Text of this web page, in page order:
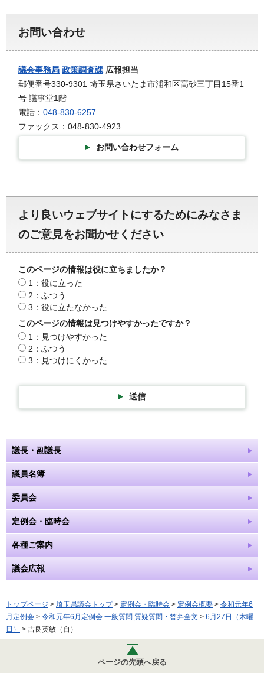
お問い合わせ
議会事務局 政策調査課 広報担当
郵便番号330-9301 埼玉県さいたま市浦和区高砂三丁目15番1
号 議事堂1階
電話： 048-830-6257
ファックス：048-830-4923
お問い合わせフォーム
より良いウェブサイトにするためにみなさま
のご意見をお聞かせください
このページの情報は役に立ちましたか？
1：役に立った
2：ふつう
3：役に立たなかった
このページの情報は見つけやすかったですか？
1：見つけやすかった
2：ふつう
3：見つけにくかった
送信
議長・副議長
議員名簿
委員会
定例会・臨時会
各種ご案内
議会広報
トップページ > 埼玉県議会トップ> 定例会・臨時会 > 定例会概要 > 令和元年6
月定例会 > 令和元年6月定例会 一般質問 質疑質問・答弁全文 > 6月27日（木曜
日）
> 吉良英敏（自）
ページの先頭へ戻る